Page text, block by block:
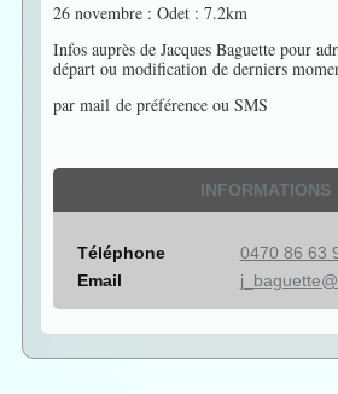
26 novembre : Odet : 7.2km
Infos auprès de Jacques Baguette pour
départ ou modification de derniers
par mail de préférence ou SMS
INFORMATIONS
Téléphone
0470 86 63
Email